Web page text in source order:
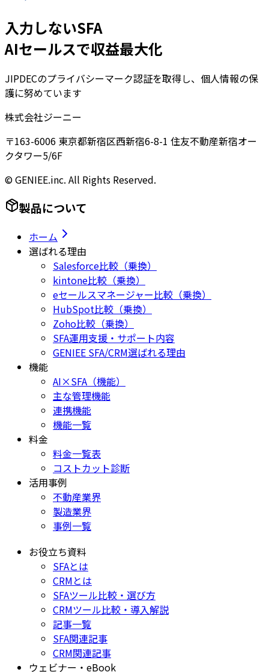
入力しないSFA
AIセールスで収益最大化
JIPDECのプライバシーマーク認証を取得し、個人情報の保
護に努めています
株式会社ジーニー
〒163-6006 東京都新宿区西新宿6-8-1 住友不動産新宿オー
クタワー5/6F
© GENIEE.inc. All Rights Reserved.
製品について
ホーム
選ばれる理由
Salesforce比較（乗換）
kintone比較（乗換）
eセールスマネージャー比較（乗換）
HubSpot比較（乗換）
Zoho比較（乗換）
SFA運用支援・サポート内容
GENIEE SFA/CRM選ばれる理由
機能
AI×SFA（機能）
主な管理機能
連携機能
機能一覧
料金
料金一覧表
コストカット診断
活用事例
不動産業界
製造業界
事例一覧
お役立ち資料
SFAとは
CRMとは
SFAツール比較・選び方
CRMツール比較・導入解説
記事一覧
SFA関連記事
CRM関連記事
ウェビナー・eBook